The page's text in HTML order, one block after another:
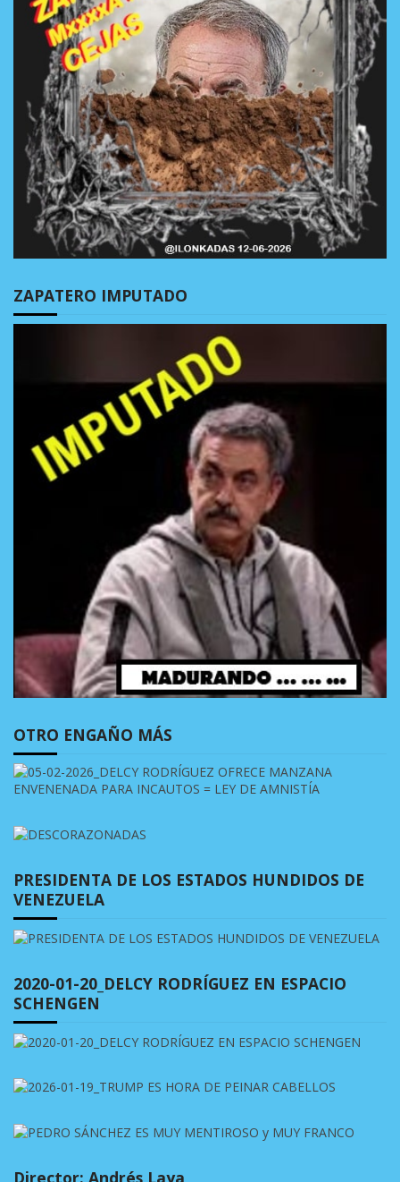
ZAPATERO IMPUTADO
OTRO ENGAÑO MÁS
PRESIDENTA DE LOS ESTADOS HUNDIDOS DE
VENEZUELA
2020-01-20_DELCY RODRÍGUEZ EN ESPACIO
SCHENGEN
Director: Andrés Laya